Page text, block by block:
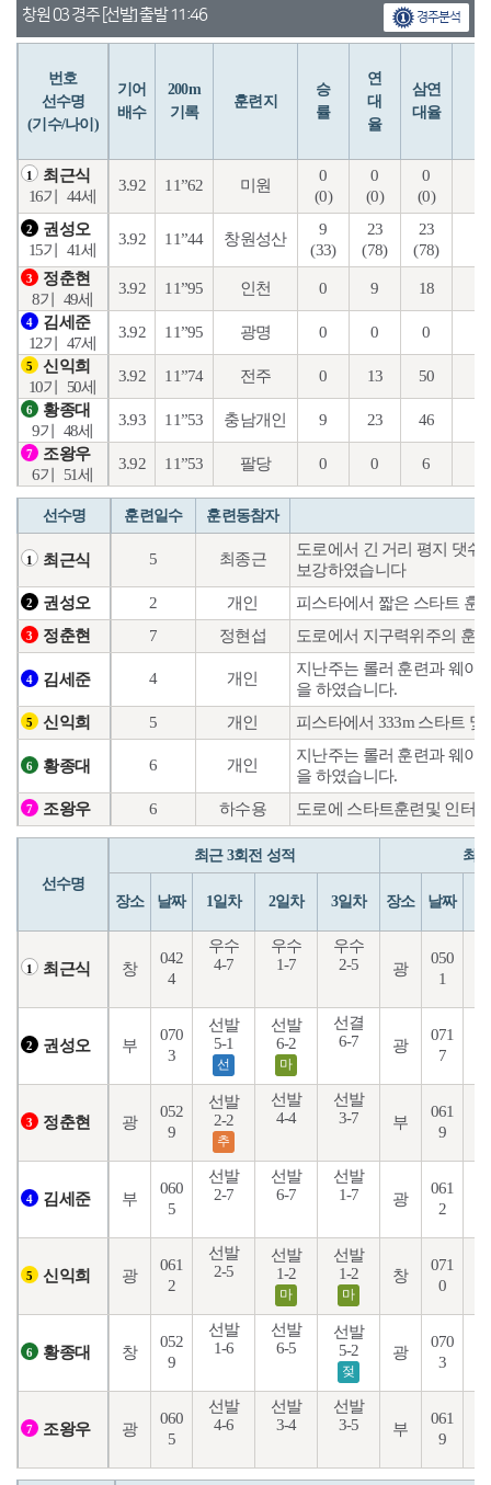
창원 03 경주 [선발] 출발 11:46 경주분석
번호
선수명
(기수/나이)
기어
배수
200m
기록
훈련지
승
률
연
대
율
삼연
대율
1
최근식
16기
44세
3.92 11”62 미원
0
(0)
0
(0)
0
(0)
2
권성오
15기
41세
3.92 11”44 창원성산
9
(33)
23
(78)
23
(78)
3
정춘현
8기
49세
3.92 11”95 인천 0 9 18
4
김세준
12기
47세
3.92 11”95 광명 0 0 0
5
신익희
10기
50세
3.92 11”74 전주 0 13 50
6
황종대
9기
48세
3.93 11”53 충남개인 9 23 46
7
조왕우
6기
51세
3.92 11”53 팔당 0 0 6
선수명 훈련일수 훈련동참자
1 최근식 5 최종근
도로에서 긴 거리 평지 댓
보강하였습니다
2 권성오 2 개인 피스타에서 짧은 스타트 훈
3 정춘현 7 정현섭 도로에서 지구력위주의 훈
4 김세준 4 개인
지난주는 롤러 훈련과 웨이
을 하였습니다.
5 신익희 5 개인 피스타에서 333m 스타트
6 황종대 6 개인
지난주는 롤러 훈련과 웨이
을 하였습니다.
7 조왕우 6 하수용 도로에 스타트훈련및 인터
선수명
최근 3회전 성적 최
장소 날짜 1일차 2일차 3일차 장소 날짜
1 최근식 창
042
4
우수
4-7
우수
1-7
우수
2-5
광
050
1
2 권성오 부
070
3
선발
5-1
선
선발
6-2
마
선결
6-7
광
071
7
3 정춘현 광
052
9
선발
2-2
추
선발
4-4
선발
3-7
부
061
9
4 김세준 부
060
5
선발
2-7
선발
6-7
선발
1-7
광
061
2
5 신익희 광
061
2
선발
2-5
선발
1-2
마
선발
1-2
마
창
071
0
6 황종대 창
052
9
선발
1-6
선발
6-5
선발
5-2
젖
광
070
3
7 조왕우 광
060
5
선발
4-6
선발
3-4
선발
3-5
부
061
9